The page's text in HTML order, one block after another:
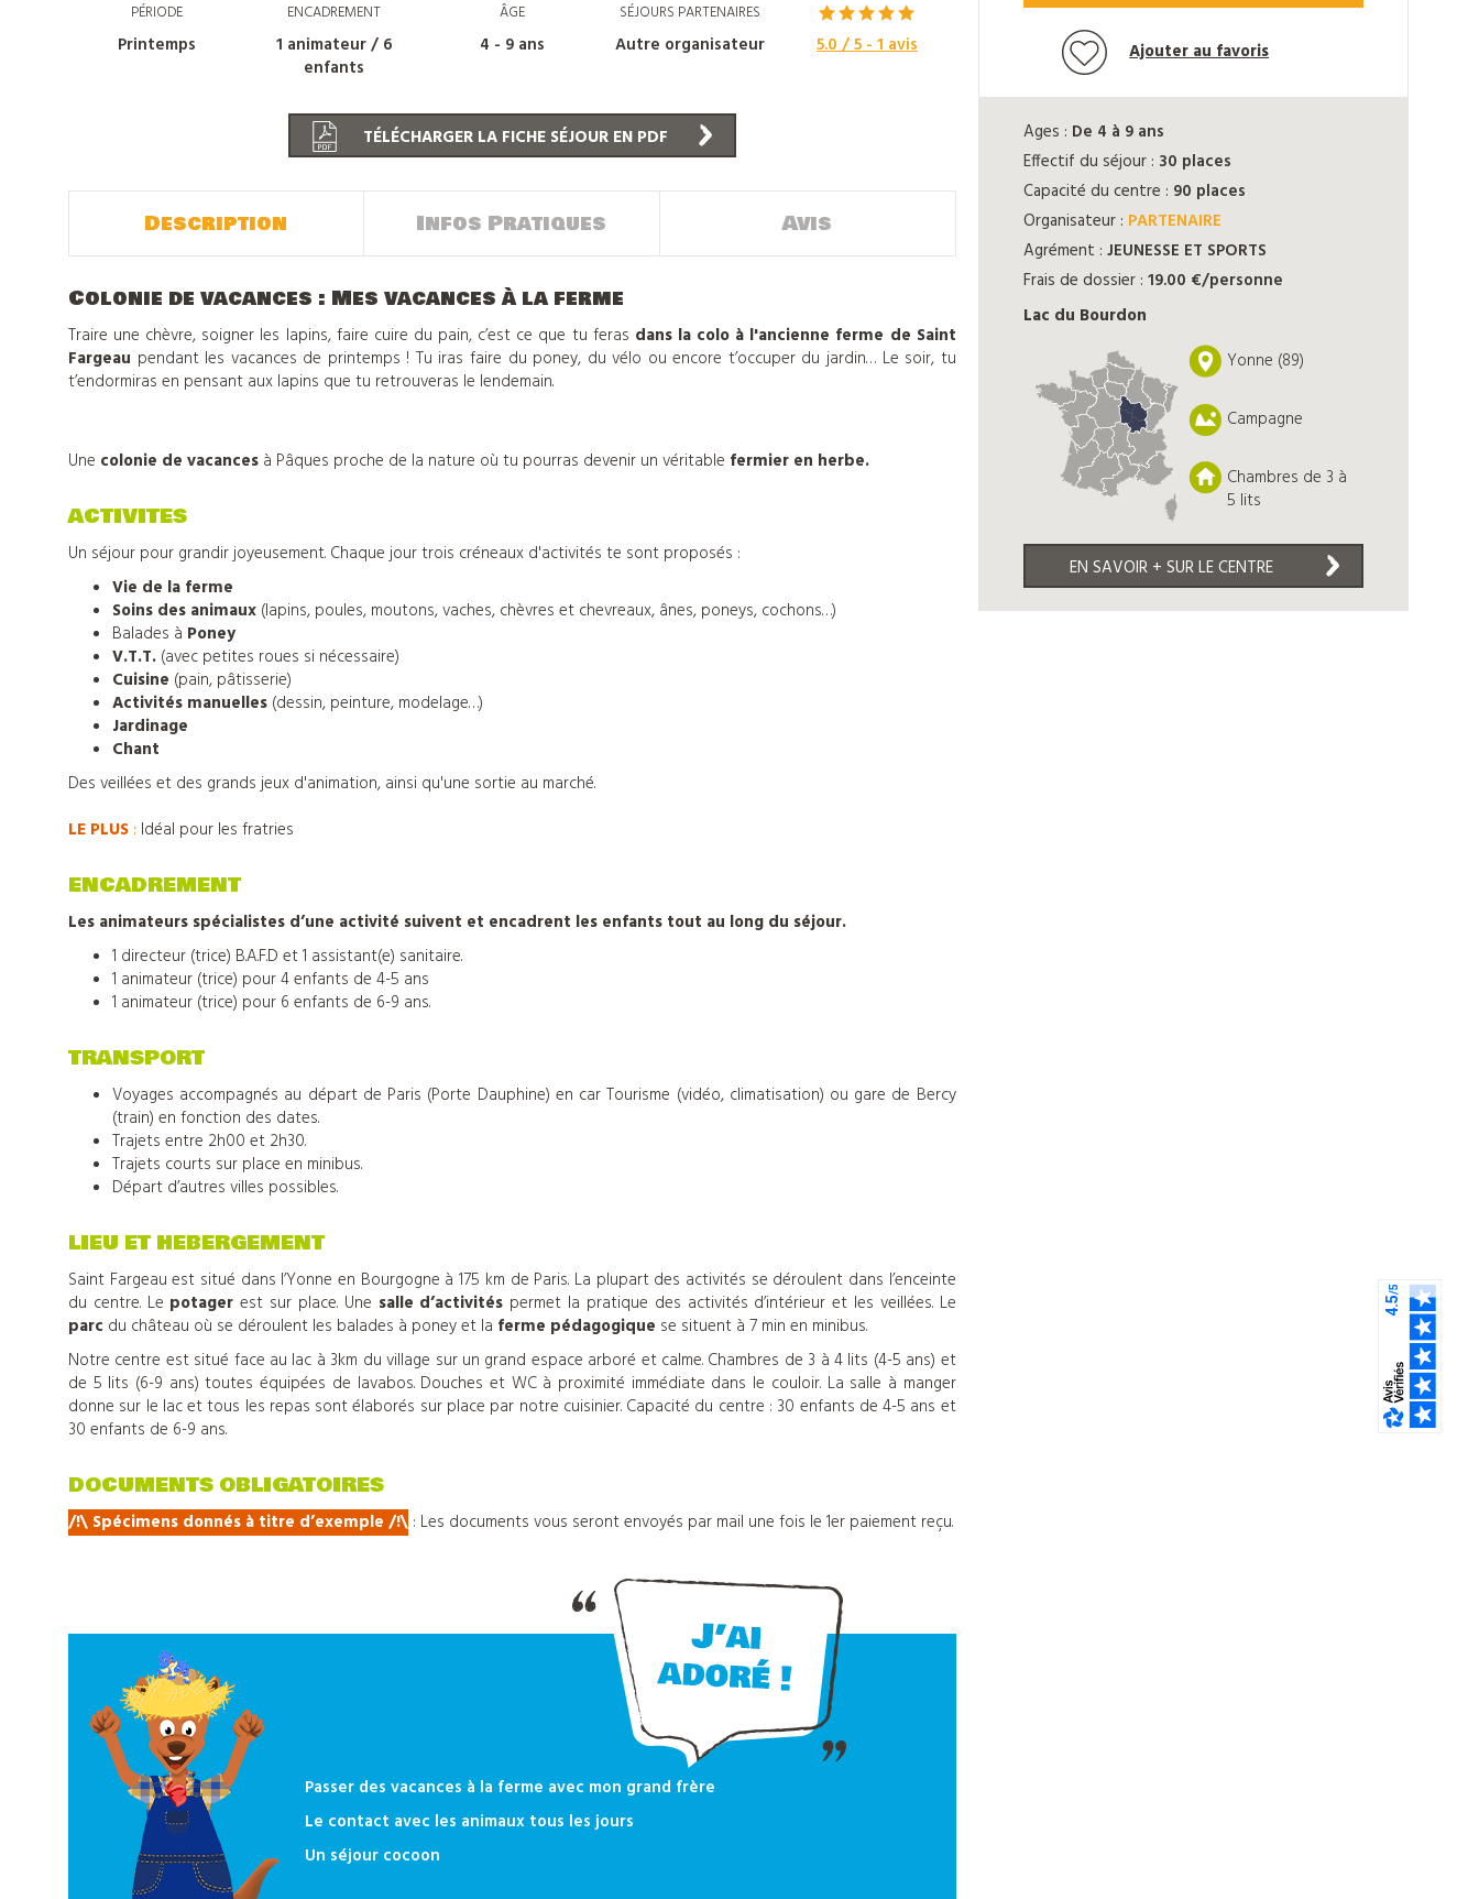
colonies
vacances
centres
d'hébergements
Informations
pratiques
Tout
actualités
Contact
PÉRIODE
Printemps
ENCADREMENT
1 animateur / 6
enfants
ÂGE
4 - 9 ans
SÉJOURS PARTENAIRES
Autre organisateur 5.0/ 5 -1avis
TÉLÉCHARGER LA FICHE SÉJOUR EN PDF
Description Infos Pratiques Avis
Colonie de vacances : Mes vacances à la ferme
Traire une chèvre, soigner les lapins, faire cuire du pain, c’est ce que tu feras dans la colo à l'ancienne ferme de Saint
Fargeau pendant les vacances de printemps ! Tu iras faire du poney, du vélo ou encore t’occuper du jardin… Le soir, tu
t’endormiras en pensant aux lapins que tu retrouveras le lendemain.
Une colonie de vacances à Pâques proche de la nature où tu pourras devenir un véritable fermier en herbe.
ACTIVITES
Un séjour pour grandir joyeusement. Chaque jour trois créneaux d'activités te sont proposés :
Vie de la ferme
Soins des animaux (lapins, poules, moutons, vaches, chèvres et chevreaux, ânes, poneys, cochons…)
Balades à Poney
V.T.T. (avec petites roues si nécessaire)
Cuisine (pain, pâtisserie)
Activités manuelles (dessin, peinture, modelage…)
Jardinage
Chant
Des veillées et des grands jeux d'animation, ainsi qu'une sortie au marché.
LE PLUS : Idéal pour les fratries
ENCADREMENT
Les animateurs spécialistes d’une activité suivent et encadrent les enfants tout au long du séjour.
1 directeur (trice) B.A.F.D et 1 assistant(e) sanitaire.
1 animateur (trice) pour 4 enfants de 4-5 ans
1 animateur (trice) pour 6 enfants de 6-9 ans.
TRANSPORT
Voyages accompagnés au départ de Paris (Porte Dauphine) en car Tourisme (vidéo, climatisation) ou gare de Bercy
(train) en fonction des dates.
Trajets entre 2h00 et 2h30.
Trajets courts sur place en minibus.
Départ d’autres villes possibles.
LIEU ET HEBERGEMENT
Saint Fargeau est situé dans l’Yonne en Bourgogne à 175 km de Paris. La plupart des activités se déroulent dans l’enceinte
du centre. Le potager est sur place. Une salle d’activités permet la pratique des activités d’intérieur et les veillées. Le
parc du château où se déroulent les balades à poney et la ferme pédagogique se situent à 7 min en minibus.
Notre centre est situé face au lac à 3km du village sur un grand espace arboré et calme. Chambres de 3 à 4 lits (4-5 ans) et
de 5 lits (6-9 ans) toutes équipées de lavabos. Douches et WC à proximité immédiate dans le couloir. La salle à manger
donne sur le lac et tous les repas sont élaborés sur place par notre cuisinier. Capacité du centre : 30 enfants de 4-5 ans et
30 enfants de 6-9 ans.
DOCUMENTS OBLIGATOIRES
/!\ Spécimens donnés à titre d’exemple /!\ : Les documents vous seront envoyés par mail une fois le 1er paiement reçu.
Passer des vacances à la ferme avec mon grand frère
Le contact avec les animaux tous les jours
Un séjour cocoon
Ajouter au favoris
Ages : De 4 à 9 ans
Effectif du séjour : 30 places
Capacité du centre : 90 places
Organisateur : PARTENAIRE
Agrément : JEUNESSE ET SPORTS
Frais de dossier : 19.00 €/personne
Lac du Bourdon
Yonne (89)
Campagne
Chambres de 3 à
5 lits
EN SAVOIR + SUR LE CENTRE